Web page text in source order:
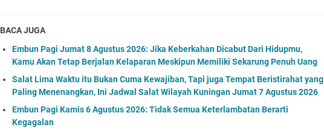
BACA JUGA
Embun Pagi Jumat 8 Agustus 2026: Jika Keberkahan Dicabut Dari Hidupmu,
Kamu Akan Tetap Berjalan Kelaparan Meskipun Memiliki Sekarung Penuh Uang
Salat Lima Waktu itu Bukan Cuma Kewajiban, Tapi juga Tempat Beristirahat yang
Paling Menenangkan, Ini Jadwal Salat Wilayah Kuningan Jumat 7 Agustus 2026
Embun Pagi Kamis 6 Agustus 2026: Tidak Semua Keterlambatan Berarti
Kegagalan